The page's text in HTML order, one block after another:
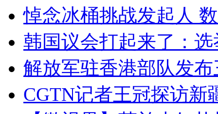
悼念冰桶挑战发起人
韩国议会打起来了：
解放军驻香港部队发
CGTN记者王冠探访新